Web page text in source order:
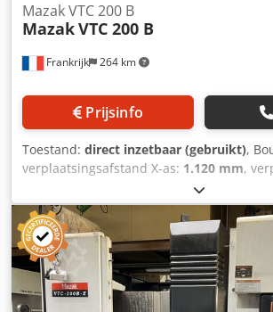
Frankrijk 264 km
Mazak VTC 200 B
MazakVTC 200 B
Prijsinfo
Toestand: direct inzetbaar (gebruikt),
verplaatsingsafstand X-as: 1.120 mm,
, verplaatsingsafstand Z-as:
controllerfabrikant:MAZATROL,
Fusion-CNC 640M
, totale hoogte:2.651
breedte:2.825 mm, tafelbelasting:800 kg
6.000 kg
, spilsnelheid (max.):10.000 rpm
motorvermogen:15.000 W, aantal posities
gereedschapsmagazijn:
,